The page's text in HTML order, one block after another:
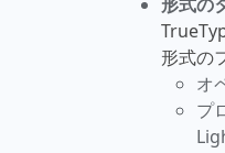
形式の
オ
プ